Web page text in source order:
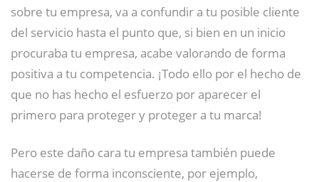
sobre tu empresa, va a confundir a tu posible cliente
del servicio hasta el punto que, si bien en un inicio
procuraba tu empresa, acabe valorando de forma
positiva a tu competencia. ¡Todo ello por el hecho de
que no has hecho el esfuerzo por aparecer el
primero para proteger y proteger a tu marca!
Pero este daño cara tu empresa también puede
hacerse de forma inconsciente, por ejemplo,